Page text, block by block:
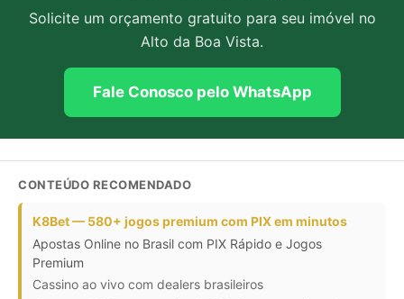
Solicite um orçamento gratuito para seu imóvel no
Alto da Boa Vista.
Fale Conosco pelo WhatsApp
CONTEÚDO RECOMENDADO
K8Bet — 580+ jogos premium com PIX em minutos
Apostas Online no Brasil com PIX Rápido e Jogos
Premium
Cassino ao vivo com dealers brasileiros